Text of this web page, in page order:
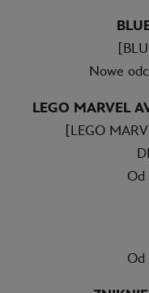
Nowe
LEGO MARVEL
[LEGO
Od
Od